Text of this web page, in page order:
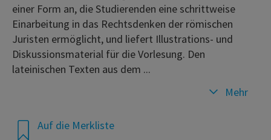
Auf die Merkliste
einer Form an, die Studierenden eine schrittweise
Einarbeitung in das Rechtsdenken der römischen
Juristen ermöglicht, und liefert Illustrations- und
Diskussionsmaterial für die Vorlesung. Den
lateinischen Texten aus dem ...
Mehr